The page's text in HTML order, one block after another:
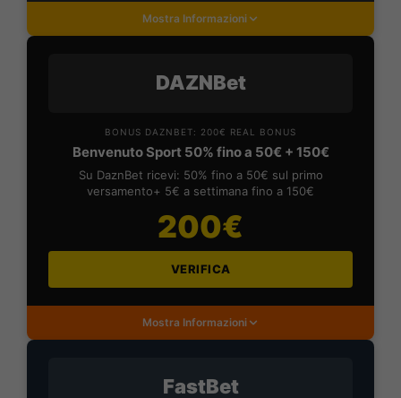
Mostra Informazioni
DAZNBet
BONUS DAZNBET: 200€ REAL BONUS
Benvenuto Sport 50% fino a 50€ + 150€
Su DaznBet ricevi: 50% fino a 50€ sul primo
versamento+ 5€ a settimana fino a 150€
200€
VERIFICA
Mostra Informazioni
FastBet